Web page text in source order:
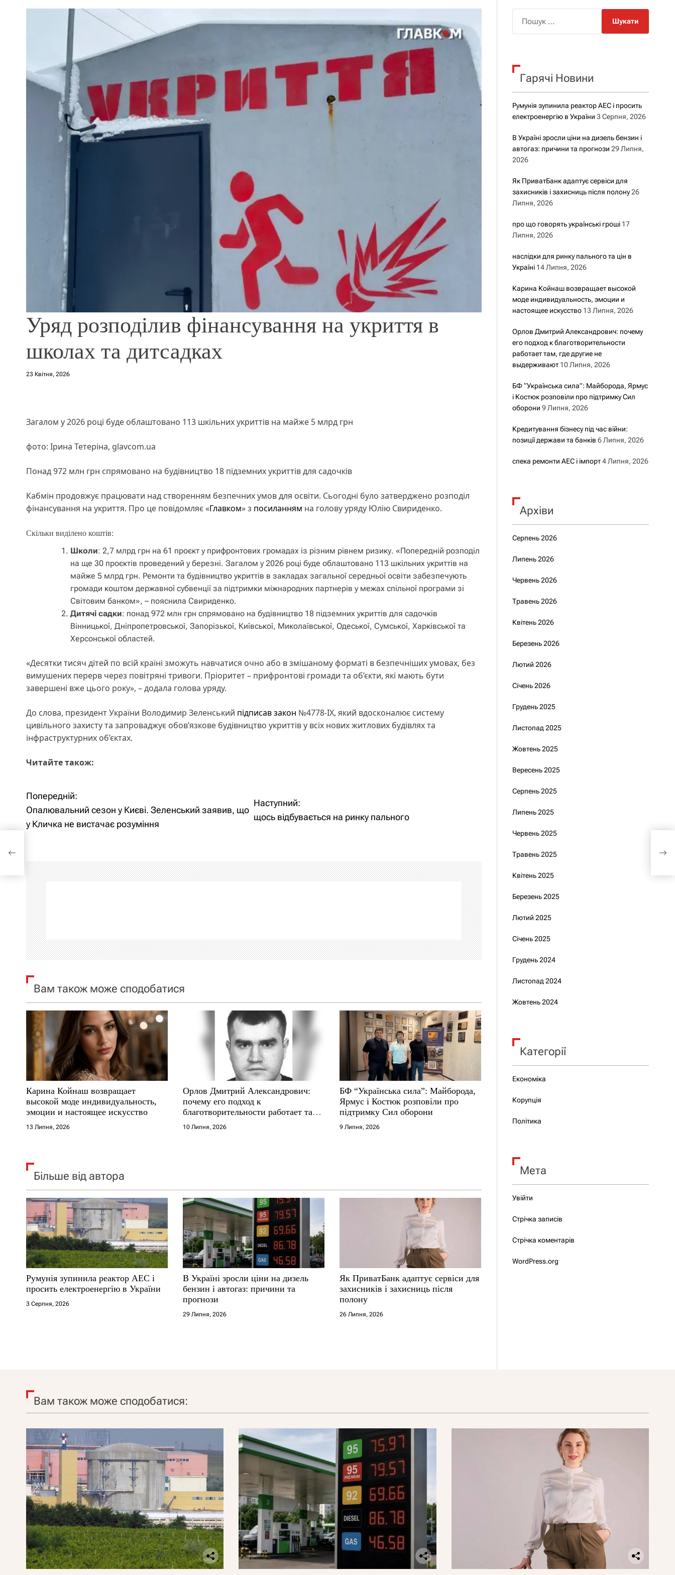
р
о
у
Уряд розподілив фінансування на укриття в
школах та дитсадках
23 Квітня, 2026
Загалом у 2026 році буде облаштовано 113 шкільних укриттів на майже 5 млрд грн
фото: Ірина Тетеріна, glavcom.ua
Понад 972 млн грн спрямовано на будівництво 18 підземних укриттів для садочків
Кабмін продовжує працювати над створенням безпечних умов для освіти. Сьогодні було затверджено розподіл
фінансування на укриття. Про це повідомляє «Главком» з посиланням на голову уряду Юлію Свириденко.
Скільки виділено коштів:
Школи: 2,7 млрд грн на 61 проєкт у прифронтових громадах із різним рівнем ризику. «Попередній розподіл
на ще 30 проєктів проведений у березні. Загалом у 2026 році буде облаштовано 113 шкільних укриттів на
майже 5 млрд грн. Ремонти та будівництво укриттів в закладах загальної середньої освіти забезпечують
громади коштом державної субвенції за підтримки міжнародних партнерів у межах спільної програми зі
Світовим банком», – пояснила Свириденко.
Дитячі садки: понад 972 млн грн спрямовано на будівництво 18 підземних укриттів для садочків
Вінницької, Дніпропетровської, Запорізької, Київської, Миколаївської, Одеської, Сумської, Харківської та
Херсонської областей.
«Десятки тисяч дітей по всій країні зможуть навчатися очно або в змішаному форматі в безпечніших умовах, без
вимушених перерв через повітряні тривоги. Пріоритет – прифронтові громади та об’єкти, які мають бути
завершені вже цього року», – додала голова уряду.
До слова, президент України Володимир Зеленський підписав закон №4778-IX, який вдосконалює систему
цивільного захисту та запроваджує обов’язкове будівництво укриттів у всіх нових житлових будівлях та
інфраструктурних об’єктах.
Читайте також:
Н
а
і
г
а
ц
і
я
а
п
с
і
в
Попередній:
Опалювальний сезон у Києві. Зеленський заявив, що
у Кличка не вистачає розуміння
Наступний:
щось відбувається на ринку пального
Вам також може сподобатися
Карина Койнаш возвращает
высокой моде индивидуальность,
эмоции и настоящее искусство
13 Липня, 2026
Орлов Дмитрий Александрович:
почему его подход к
благотворительности работает там,
где другие не выдерживают
10 Липня, 2026
БФ “Українська сила”: Майборода,
Ярмус і Костюк розповіли про
підтримку Сил оборони
9 Липня, 2026
Більше від автора
Румунія зупинила реактор АЕС і
просить електроенергію в України
3 Серпня, 2026
В Україні зросли ціни на дизель
бензин і автогаз: причини та
прогнози
29 Липня, 2026
Як ПриватБанк адаптує сервіси для
захисників і захисниць після
полону
26 Липня, 2026
к
Гарячі Новини
Румунія зупинила реактор АЕС і просить
електроенергію в України 3 Серпня, 2026
В Україні зросли ціни на дизель бензин і
автогаз: причини та прогнози 29 Липня,
2026
Як ПриватБанк адаптує сервіси для
захисників і захисниць після полону 26
Липня, 2026
про що говорять українські гроші 17
Липня, 2026
наслідки для ринку пального та цін в
Україні 14 Липня, 2026
Карина Койнаш возвращает высокой
моде индивидуальность, эмоции и
настоящее искусство 13 Липня, 2026
Орлов Дмитрий Александрович: почему
его подход к благотворительности
работает там, где другие не
выдерживают 10 Липня, 2026
БФ “Українська сила”: Майборода, Ярмус
і Костюк розповіли про підтримку Сил
оборони 9 Липня, 2026
Кредитування бізнесу під час війни:
позиції держави та банків 6 Липня, 2026
спека ремонти АЕС і імпорт 4 Липня, 2026
Архіви
Серпень 2026
Липень 2026
Червень 2026
Травень 2026
Квітень 2026
Березень 2026
Лютий 2026
Січень 2026
Грудень 2025
Листопад 2025
Жовтень 2025
Вересень 2025
Серпень 2025
Липень 2025
Червень 2025
Травень 2025
Квітень 2025
Березень 2025
Лютий 2025
Січень 2025
Грудень 2024
Листопад 2024
Жовтень 2024
Категорії
Економіка
Корупція
Політика
Мета
Увійти
Стрічка записів
Стрічка коментарів
WordPress.org
не
Вам також може сподобатися: